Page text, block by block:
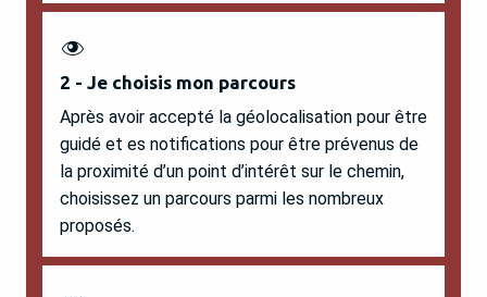
2 - Je choisis mon parcours
Après avoir accepté la géolocalisation pour être
guidé et es notifications pour être prévenus de
la proximité d’un point d’intérêt sur le chemin,
choisissez un parcours parmi les nombreux
proposés.